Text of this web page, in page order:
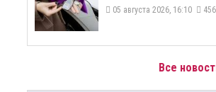
05 августа 2026, 16:10 456
Все